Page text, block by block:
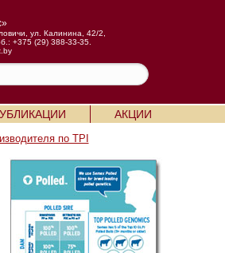
ул. Калинина, 42/2,
+375 (29) 388-33-35.
АКЦИИ
по TPI